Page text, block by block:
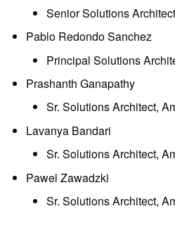
Senior Solutions
Pablo Redondo Sanchez
Principal Solutions
Prashanth Ganapathy
Sr. Solutions Architect,
Lavanya Bandari
Sr. Solutions Architect,
Pawel Zawadzki
Sr. Solutions Architect,